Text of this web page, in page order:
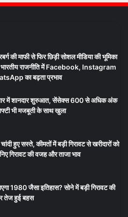
की माफी से फिर छिड़ी सोशल मीडिया की भूमिका
राजनीति में Facebook, Instagram
का बढ़ता प्रभाव
में शानदार शुरुआत, सेंसेक्स 600 से अधिक अंक
भी मजबूती के साथ खुला
हुए सस्ते, कीमतों में बड़ी गिरावट से खरीदारों को
गिरावट की वजह और ताजा भाव
1980 जैसा इतिहास? सोने में बड़ी गिरावट की
तेज हुई बहस